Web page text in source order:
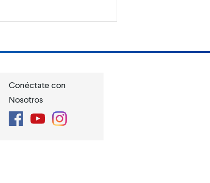
Conéctate con
Nosotros
FacebookYouTubeInstagram